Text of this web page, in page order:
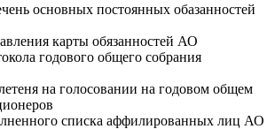
основных постоянных обазанностей
карты обязанностей АО
годового общего собрания
на голосовании на годовом общем
списка аффилированных лиц АО